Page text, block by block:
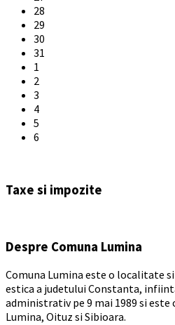
28
29
30
31
1
2
3
4
5
6
calendar
Taxe si impozite
Despre Comuna Lumina
Comuna Lumina este o localitate
estica a judetului Constanta,
administrativ pe 9 mai 1989 si
Lumina, Oituz si Sibioara.